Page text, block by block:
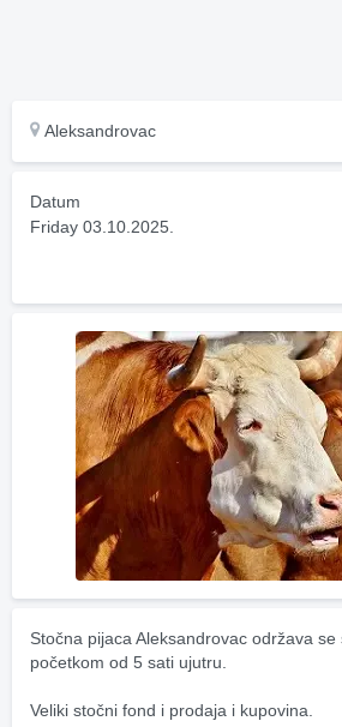
Aleksandrovac
Datum
Friday 03.10.2025.
Stočna pijaca Aleksandrovac održava se
početkom od 5 sati ujutru.
Veliki stočni fond i prodaja i kupovina.